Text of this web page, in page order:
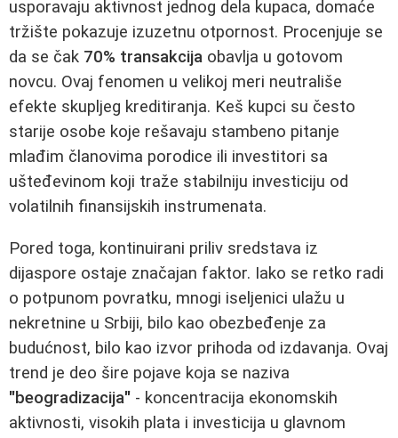
usporavaju aktivnost jednog dela kupaca, domaće
tržište pokazuje izuzetnu otpornost. Procenjuje se
da se čak 70% transakcija obavlja u gotovom
novcu. Ovaj fenomen u velikoj meri neutrališe
efekte skupljeg kreditiranja. Keš kupci su često
starije osobe koje rešavaju stambeno pitanje
mlađim članovima porodice ili investitori sa
ušteđevinom koji traže stabilniju investiciju od
volatilnih finansijskih instrumenata.
Pored toga, kontinuirani priliv sredstava iz
dijaspore ostaje značajan faktor. Iako se retko radi
o potpunom povratku, mnogi iseljenici ulažu u
nekretnine u Srbiji, bilo kao obezbeđenje za
budućnost, bilo kao izvor prihoda od izdavanja. Ovaj
trend je deo šire pojave koja se naziva
"beogradizacija" - koncentracija ekonomskih
aktivnosti, visokih plata i investicija u glavnom